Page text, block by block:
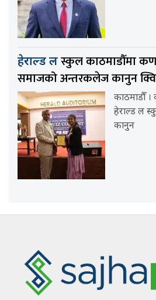
हेराल्ड लस्कुल काठमाडौँमा
समाजको अन्तरकलेज कानुन
काठमाडौँ ।
हेराल्ड ल
कानुन